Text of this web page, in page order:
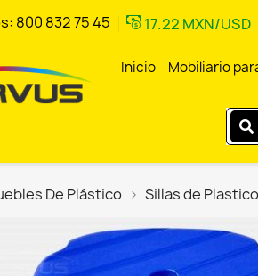
800 832 75 45 17.22 MXN/USD
Inicio Mobiliario
De Plástico Sillas de Plastico